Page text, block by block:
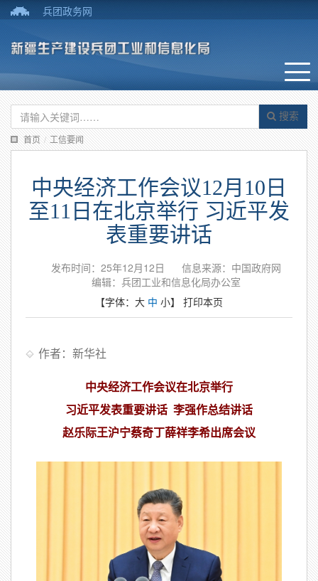
兵团政务网
搜索
首页 / 工信要闻
中央经济工作会议12月10日
至11日在北京举行 习近平发
表重要讲话
发布时间：25年12月12日
信息来源：中国政府网
编辑：兵团工业和信息化局办公室
【字体： 大 中 小】 打印本页
作者：新华社
中央经济工作会议在北京举行
习近平发表重要讲话 李强作总结讲话
赵乐际王沪宁蔡奇丁薛祥李希出席会议